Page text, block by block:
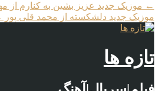
← موزیک جدید عزیز بشین به کنارم از
موزیک جدید دلشکسته از محمد قلی پور
تازه ها